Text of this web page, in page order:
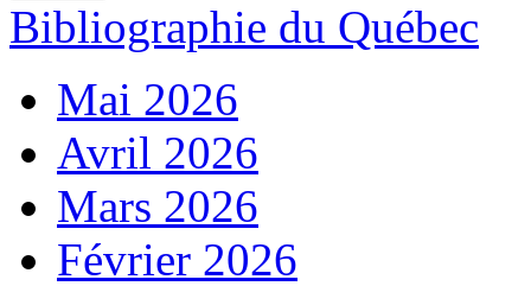
Bibliographie du Québec
Mai 2026
Avril 2026
Mars 2026
Février 2026